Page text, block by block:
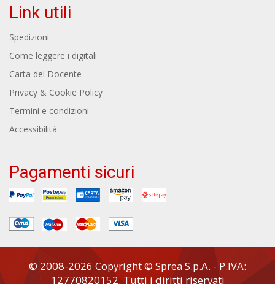
Link utili
Spedizioni
Come leggere i digitali
Carta del Docente
Privacy & Cookie Policy
Termini e condizioni
Accessibilità
Pagamenti sicuri
© 2008-2026 Copyright © Sprea S.p.A. - P.IVA:
12770820152. Tutti i diritti riservati